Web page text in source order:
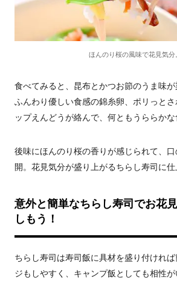
ほんのり桜の風味で花見気分
食べてみると、昆布とかつお節のうま味が
ふんわり優しい食感の錦糸卵、ポリっと
ップえんどうが絡んで、何ともうららかな
後味にほんのり桜の香りが感じられて、
開。花見気分が盛り上がるちらし寿司に仕
意外と簡単なちらし寿司でお花
しもう！
ちらし寿司は寿司飯に具材を盛り付けれ
ジもしやすく、キャンプ飯としても相性が